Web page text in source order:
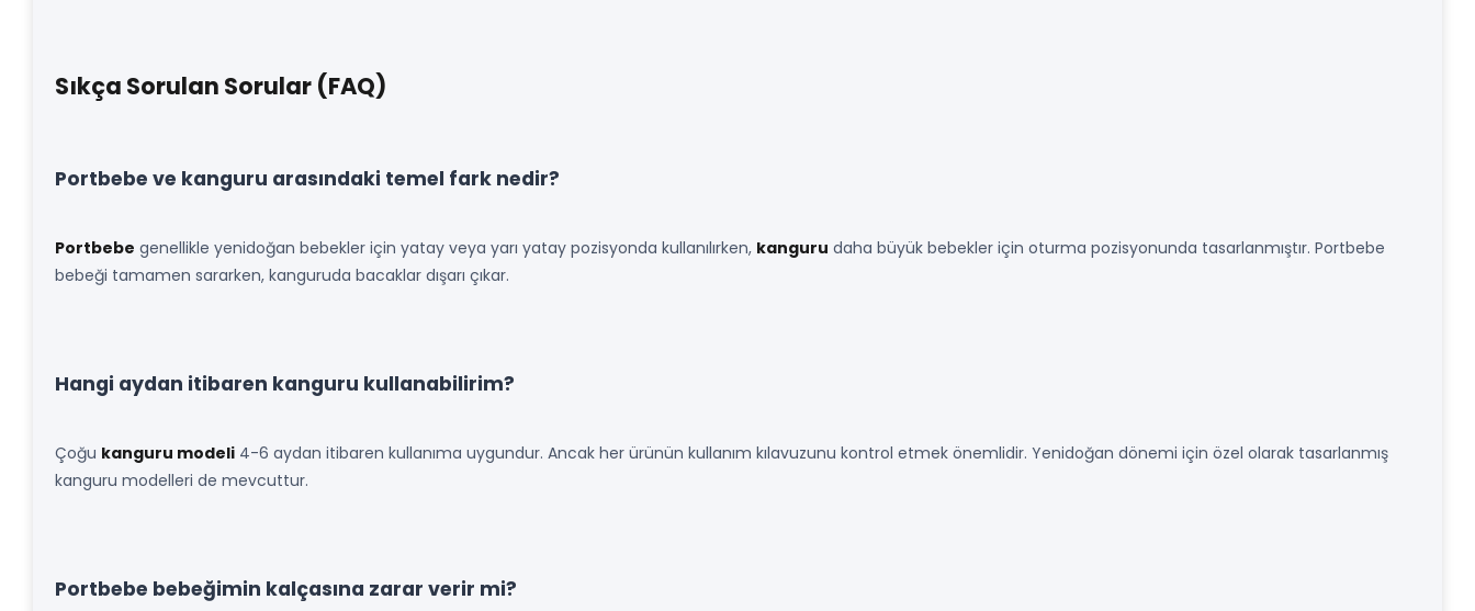
Sıkça Sorulan Sorular (FAQ)
Portbebe ve kanguru arasındaki temel fark nedir?
Portbebe genellikle yenidoğan bebekler için yatay veya yarı yatay pozisyonda kullanılırken, kanguru daha büyük bebekler için oturma pozisyonunda tasarlanmıştır. Portbebe
bebeği tamamen sararken, kanguruda bacaklar dışarı çıkar.
Hangi aydan itibaren kanguru kullanabilirim?
Çoğu kanguru modeli 4-6 aydan itibaren kullanıma uygundur. Ancak her ürünün kullanım kılavuzunu kontrol etmek önemlidir. Yenidoğan dönemi için özel olarak tasarlanmış
kanguru modelleri de mevcuttur.
Portbebe bebeğimin kalçasına zarar verir mi?